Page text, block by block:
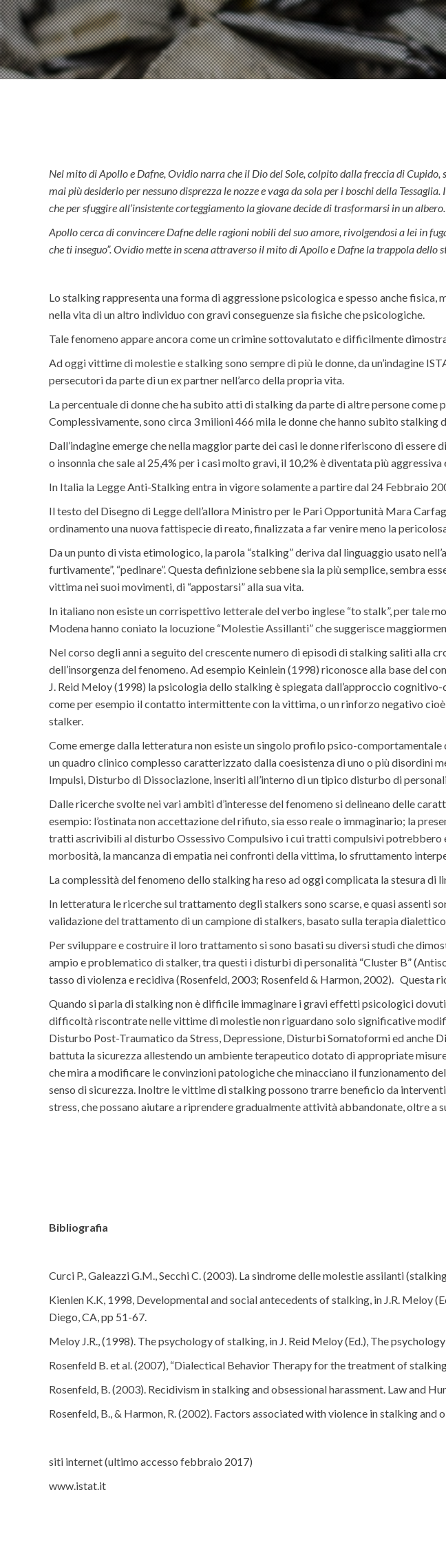
Nel mito di Apollo e Dafne, Ovidio narra che il Dio del Sole, colpito dalla freccia di
mai più desiderio per nessuno disprezza le nozze e vaga da sola per i boschi della
che per sfuggire all’insistente corteggiamento la giovane decide di trasformarsi in un albero.
Apollo cerca di convincere Dafne delle ragioni nobili del suo amore, rivolgendosi a lei in
che ti inseguo”. Ovidio mette in scena attraverso il mito di Apollo e Dafne la trappola dello
Lo stalking rappresenta una forma di aggressione psicologica e spesso anche
nella vita di un altro individuo con gravi conseguenze sia fisiche che psicologiche.
Tale fenomeno appare ancora come un crimine sottovalutato e difficilmente
Ad oggi vittime di molestie e stalking sono sempre di più le donne, da un’indagine
persecutori da parte di un ex partner nell’arco della propria vita.
La percentuale di donne che ha subito atti di stalking da parte di altre persone
Complessivamente, sono circa 3 milioni 466 mila le donne che hanno subìto stalking
Dall’indagine emerge che nella maggior parte dei casi le donne riferiscono di
o insonnia che sale al 25,4% per i casi molto gravi, il 10,2% è diventata più
In Italia la Legge Anti-Stalking entra in vigore solamente a partire dal 24 Febbraio
Il testo del Disegno di Legge dell’allora Ministro per le Pari Opportunità Mara
ordinamento una nuova fattispecie di reato, finalizzata a far venire meno la
Da un punto di vista etimologico, la parola “stalking” deriva dal linguaggio usato
furtivamente”, “pedinare”. Questa definizione sebbene sia la più semplice, sembra
vittima nei suoi movimenti, di “appostarsi” alla sua vita.
In italiano non esiste un corrispettivo letterale del verbo inglese “to stalk”, per tale
Modena hanno coniato la locuzione “Molestie Assillanti” che suggerisce
Nel corso degli anni a seguito del crescente numero di episodi di stalking saliti alla
dell’insorgenza del fenomeno. Ad esempio Keinlein (1998) riconosce alla base del
J. Reid Meloy (1998) la psicologia dello stalking è spiegata dall’approccio
come per esempio il contatto intermittente con la vittima, o un rinforzo negativo
stalker.
Come emerge dalla letteratura non esiste un singolo profilo psico-
un quadro clinico complesso caratterizzato dalla coesistenza di uno o più disordini
Impulsi, Disturbo di Dissociazione, inseriti all’interno di un tipico disturbo di
Dalle ricerche svolte nei vari ambiti d’interesse del fenomeno si delineano delle
esempio: l’ostinata non accettazione del rifiuto, sia esso reale o immaginario; la
tratti ascrivibili al disturbo Ossessivo Compulsivo i cui tratti compulsivi
morbosità, la mancanza di empatia nei confronti della vittima, lo sfruttamento
La complessità del fenomeno dello stalking ha reso ad oggi complicata la stesura
In letteratura le ricerche sul trattamento degli stalkers sono scarse, e quasi assenti
validazione del trattamento di un campione di stalkers, basato sulla terapia
Per sviluppare e costruire il loro trattamento si sono basati su diversi studi che
ampio e problematico di stalker, tra questi i disturbi di personalità “Cluster B”
tasso di violenza e recidiva (Rosenfeld, 2003; Rosenfeld & Harmon, 2002).
Quando si parla di stalking non è difficile immaginare i gravi effetti psicologici
difficoltà riscontrate nelle vittime di molestie non riguardano solo significative
Disturbo Post-Traumatico da Stress, Depressione, Disturbi Somatoformi ed
battuta la sicurezza allestendo un ambiente terapeutico dotato di appropriate
che mira a modificare le convinzioni patologiche che minacciano il funzionamento
senso di sicurezza. Inoltre le vittime di stalking possono trarre beneficio da
stress, che possano aiutare a riprendere gradualmente attività abbandonate, oltre a
Bibliografia
Curci P., Galeazzi G.M., Secchi C. (2003). La sindrome delle molestie assilanti
Kienlen K.K, 1998, Developmental and social antecedents of stalking, in J.R. Meloy
Diego, CA, pp 51-67.
Meloy J.R., (1998). The psychology of stalking, in J. Reid Meloy (Ed.), The
Rosenfeld B. et al. (2007), “Dialectical Behavior Therapy for the treatment of
Rosenfeld, B. (2003). Recidivism in stalking and obsessional harassment. Law and
Rosenfeld, B., & Harmon, R. (2002). Factors associated with violence in stalking
siti internet (ultimo accesso febbraio 2017)
www.istat.it